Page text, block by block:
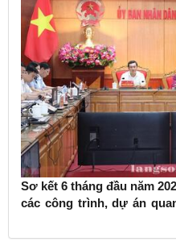
Sơ kết 6 tháng đầu năm
các công trình, dự án